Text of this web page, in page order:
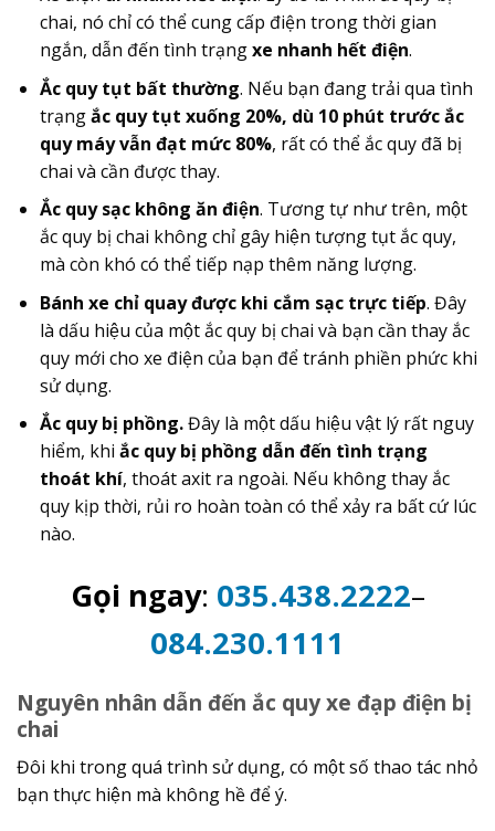
chai, nó chỉ có thể cung cấp điện trong thời gian
ngắn, dẫn đến tình trạngxe nhanh hết điện.
Ắc quy tụt bất thường. Nếu bạn đang trải qua tình
trạngắc quy tụt xuống 20%, dù 10 phút trước ắc
quy máy vẫn đạt mức 80%, rất có thể ắc quy đã bị
chai và cần được thay.
Ắc quy sạc không ăn điện. Tương tự như trên, một
ắc quy bị chai không chỉ gây hiện tượng tụt ắc quy,
mà còn khó có thể tiếp nạp thêm năng lượng.
Bánh xe chỉ quay được khi cắm sạc trực tiếp. Đây
là dấu hiệu của một ắc quy bị chai và bạn cần thay ắc
quy mới cho xe điện của bạn để tránh phiền phức khi
sử dụng.
Ắc quy bị phồng.Đây là một dấu hiệu vật lý rất nguy
hiểm, khi ắc quy bị phồng dẫn đến tình trạng
thoát khí, thoát axit ra ngoài. Nếu không thay ắc
quy kịp thời, rủi ro hoàn toàn có thể xảy ra bất cứ lúc
nào.
Gọi ngay: 035.438.2222–
084.230.1111
Nguyên nhân dẫn đến ắc quy xe đạp điện bị
chai
Đôi khi trong quá trình sử dụng, có một số thao tác nhỏ
bạn thực hiện mà không hề để ý.